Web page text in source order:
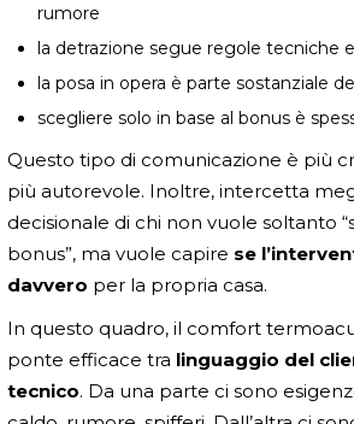
rumore
la detrazione segue regole tecniche
la posa in opera è parte sostanziale
scegliere solo in base al bonus è
Questo tipo di comunicazione è più
più autorevole. Inoltre, intercetta
decisionale di chi non vuole soltanto
bonus”, ma vuole capire se
davvero per la propria casa.
In questo quadro, il comfort
ponte efficace tra linguaggio del
tecnico. Da una parte ci sono